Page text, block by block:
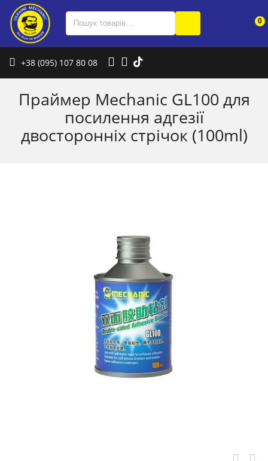
0
+38 (095) 107 80 08
Праймер Mechanic GL100 для
посилення адгезії
двосторонніх стрічок (100ml)